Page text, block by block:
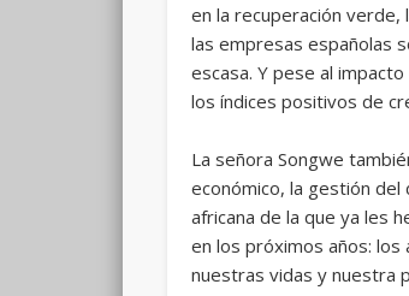
en la recuperación
las empresas españolas
escasa. Y pese al
los índices positivos de
La señora Songwe
económico, la gestión del
africana de la que ya les
en los próximos años:
nuestras vidas y nuestra